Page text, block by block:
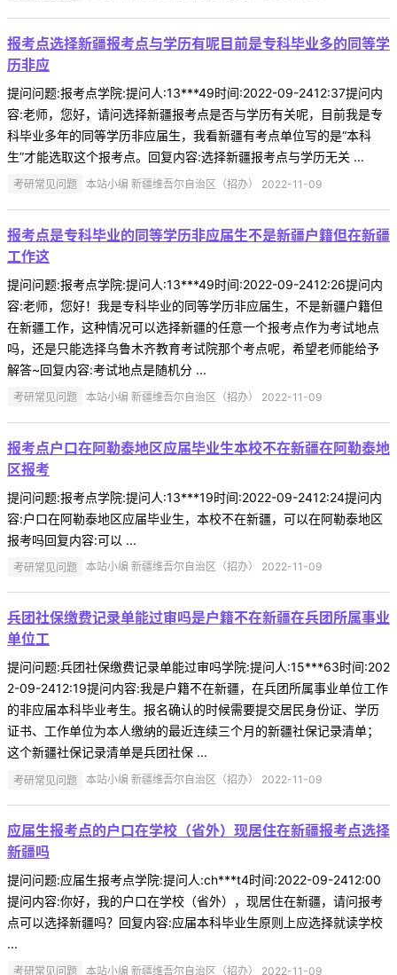
报考点选择新疆报考点与学历有呢目前是专科毕业多的同等学
历非应
提问问题:报考点学院:提问人:13***49时间:2022-09-2412:37提问内
容:老师，您好，请问选择新疆报考点是否与学历有关呢，目前我是专
科毕业多年的同等学历非应届生，我看新疆有考点单位写的是“本科
生”才能选取这个报考点。回复内容:选择新疆报考点与学历无关 ...
考研常见问题 本站小编 新疆维吾尔自治区（招办） 2022-11-09
报考点是专科毕业的同等学历非应届生不是新疆户籍但在新疆
工作这
提问问题:报考点学院:提问人:13***49时间:2022-09-2412:26提问内
容:老师，您好！我是专科毕业的同等学历非应届生，不是新疆户籍但
在新疆工作，这种情况可以选择新疆的任意一个报考点作为考试地点
吗，还是只能选择乌鲁木齐教育考试院那个考点呢，希望老师能给予
解答~回复内容:考试地点是随机分 ...
考研常见问题 本站小编 新疆维吾尔自治区（招办） 2022-11-09
报考点户口在阿勒泰地区应届毕业生本校不在新疆在阿勒泰地
区报考
提问问题:报考点学院:提问人:13***19时间:2022-09-2412:24提问内
容:户口在阿勒泰地区应届毕业生，本校不在新疆，可以在阿勒泰地区
报考吗回复内容:可以 ...
考研常见问题 本站小编 新疆维吾尔自治区（招办） 2022-11-09
兵团社保缴费记录单能过审吗是户籍不在新疆在兵团所属事业
单位工
提问问题:兵团社保缴费记录单能过审吗学院:提问人:15***63时间:202
2-09-2412:19提问内容:我是户籍不在新疆，在兵团所属事业单位工作
的非应届本科毕业考生。报名确认的时候需要提交居民身份证、学历
证书、工作单位为本人缴纳的最近连续三个月的新疆社保记录清单；
这个新疆社保记录清单是兵团社保 ...
考研常见问题 本站小编 新疆维吾尔自治区（招办） 2022-11-09
应届生报考点的户口在学校（省外）现居住在新疆报考点选择
新疆吗
提问问题:应届生报考点学院:提问人:ch***t4时间:2022-09-2412:00
提问内容:你好，我的户口在学校（省外），现居住在新疆，请问报考
点可以选择新疆吗？回复内容:应届本科毕业生原则上应选择就读学校
...
考研常见问题 本站小编 新疆维吾尔自治区（招办） 2022-11-09